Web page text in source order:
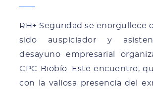
RH+ Seguridad se enorgullece
sido auspiciador y
desayuno empresarial
CPC Biobío. Este encuentro,
con la valiosa presencia del